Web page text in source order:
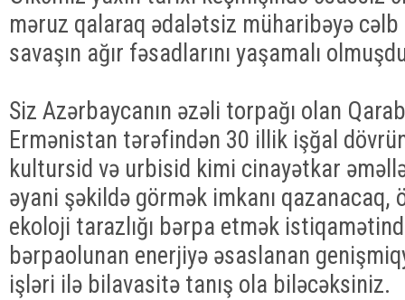
məruz qalaraq ədalətsiz müharibəyə cəlb
savaşın ağır fəsadlarını yaşamalı
Siz Azərbaycanın əzəli torpağı olan
Ermənistan tərəfindən 30 illik işğal
kultursid və urbisid kimi cinayətkar
əyani şəkildə görmək imkanı qazanacaq,
ekoloji tarazlığı bərpa etmək
bərpaolunan enerjiyə əsaslanan
işləri ilə bilavasitə tanış ola biləcəksiniz.